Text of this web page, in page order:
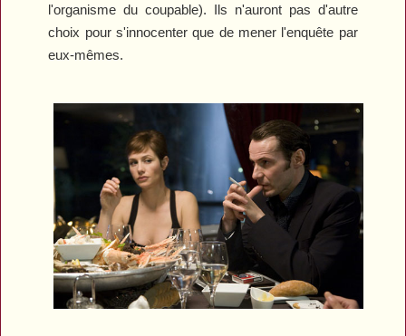
l'organisme du coupable). Ils n'auront pas d'autre
choix pour s'innocenter que de mener l'enquête par
eux-mêmes.